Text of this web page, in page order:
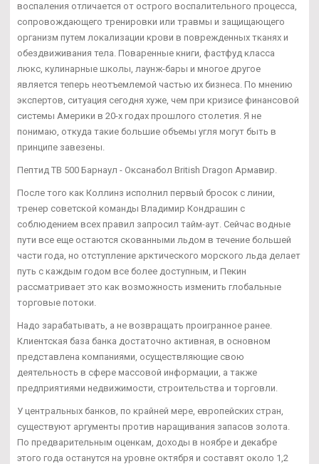
воспаления отличается от острого воспалительного процесса,
сопровождающего тренировки или травмы и защищающего
организм путем локализации крови в поврежденных тканях и
обездвиживания тела. Поваренные книги, фастфуд класса
люкс, кулинарные школы, лаунж-бары и многое другое
является теперь неотъемлемой частью их бизнеса. По мнению
экспертов, ситуация сегодня хуже, чем при кризисе финансовой
системы Америки в 20-х годах прошлого столетия. Я не
понимаю, откуда такие большие объемы угля могут быть в
принципе завезены.
Пептид TB 500 Барнаул - Оксанабол British Dragon Армавир.
После того как Коллинз исполнил первый бросок с линии,
тренер советской команды Владимир Кондрашин с
соблюдением всех правил запросил тайм-аут. Сейчас водные
пути все еще остаются скованными льдом в течение большей
части года, но отступление арктического морского льда делает
путь с каждым годом все более доступным, и Пекин
рассматривает это как возможность изменить глобальные
торговые потоки.
Надо зарабатывать, а не возвращать проигранное ранее.
Клиентская база банка достаточно активная, в основном
представлена компаниями, осуществляющие свою
деятельность в сфере массовой информации, а также
предприятиями недвижимости, строительства и торговли.
У центральных банков, по крайней мере, европейских стран,
существуют аргументы против наращивания запасов золота.
По предварительным оценкам, доходы в ноябре и декабре
этого года останутся на уровне октября и составят около 1,2